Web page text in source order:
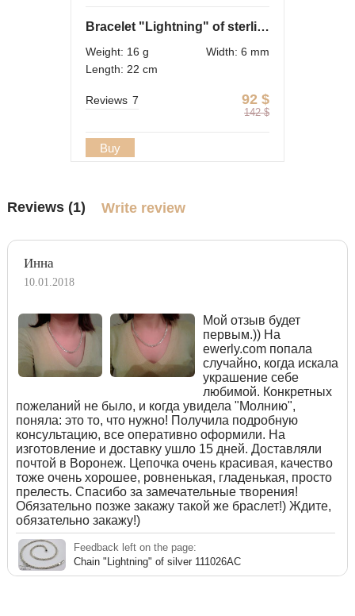
Bracelet "Lightning" of sterling silver
Weight: 16 g
Width: 6 mm
Length: 22 cm
92 $
142 $
Reviews 7
Buy
Reviews (1) Write review
Инна
10.01.2018
Мой отзыв будет
первым.)) На
ewerly.com попала
случайно, когда искала
украшение себе
любимой. Конкретных
пожеланий не было, и когда увидела "Молнию",
поняла: это то, что нужно! Получила подробную
консультацию, все оперативно оформили. На
изготовление и доставку ушло 15 дней. Доставляли
почтой в Воронеж. Цепочка очень красивая, качество
тоже очень хорошее, ровненькая, гладенькая, просто
прелесть. Спасибо за замечательные творения!
Обязательно позже закажу такой же браслет!) Ждите,
обязательно закажу!)
Feedback left on the page:
Chain "Lightning" of silver 111026AC